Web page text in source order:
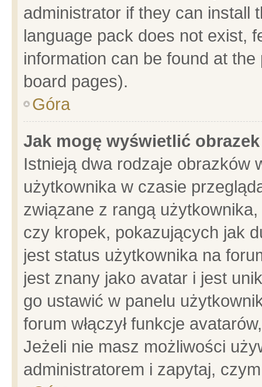
administrator if they can install
language pack does not exist,
information can be found at
board pages).
Góra
Jak mogę wyświetlić
Istnieją dwa rodzaje obrazków
użytkownika w czasie
związane z rangą
czy kropek, pokazujących jak
jest status użytkownika na
jest znany jako avatar i jest
go ustawić w panelu
forum włączył funkcje
Jeżeli nie masz możliwości
administratorem i zapytaj,